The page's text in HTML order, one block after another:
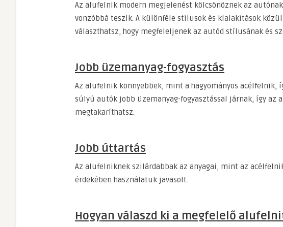
Az alufelnik modern megjelenést kölcsönöznek az
vonzóbbá teszik. A különféle stílusok és kialakítások közül
választhatsz, hogy megfeleljenek az autód stílusának és
Jobb üzemanyag-fogyasztás
Az alufelnik könnyebbek, mint a hagyományos acélfelnik,
súlyú autók jobb üzemanyag-fogyasztással járnak, így az
megtakaríthatsz.
Jobb úttartás
Az alufelniknek szilárdabbak az anyagai, mint az
érdekében használatuk javasolt.
Hogyan válaszd ki a megfelelő